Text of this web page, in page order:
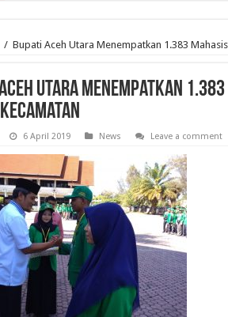
/ Bupati Aceh Utara Menempatkan 1.383
Utara Menempatkan
6 April 2019 News Leave a comment